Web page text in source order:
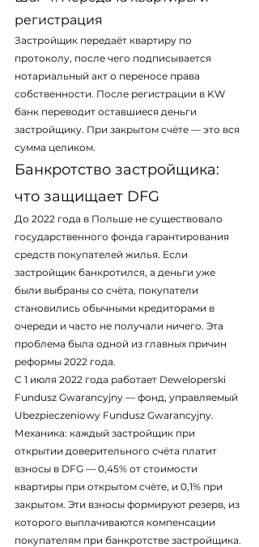
регистрация
Застройщик передаёт квартиру по
протоколу, после чего подписывается
нотариальный акт о переносе права
собственности. После регистрации в KW
банк переводит оставшиеся деньги
застройщику. При закрытом счёте — это вся
сумма целиком.
Банкротство застройщика:
что защищает DFG
До 2022 года в Польше не существовало
государственного фонда гарантирования
средств покупателей жилья. Если
застройщик банкротился, а деньги уже
были выбраны со счёта, покупатели
становились обычными кредиторами в
очереди и часто не получали ничего. Эта
проблема была одной из главных причин
реформы 2022 года.
С 1 июля 2022 года работает Deweloperski
Fundusz Gwarancyjny — фонд, управляемый
Ubezpieczeniowy Fundusz Gwarancyjny.
Механика: каждый застройщик при
открытии доверительного счёта платит
взносы в DFG — 0,45% от стоимости
квартиры при открытом счёте, и 0,1% при
закрытом. Эти взносы формируют резерв, из
которого выплачиваются компенсации
покупателям при банкротстве застройщика.